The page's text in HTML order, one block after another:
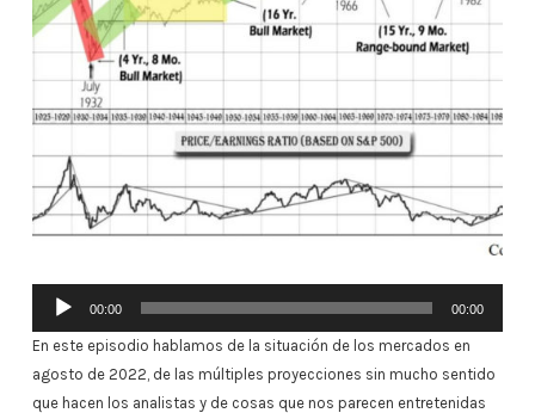
Reproductor
audio
00:00 00:00
En este episodio hablamos de la situación de los mercados en
agosto de 2022, de las múltiples proyecciones sin mucho sentido
que hacen los analistas y de cosas que nos parecen entretenidas